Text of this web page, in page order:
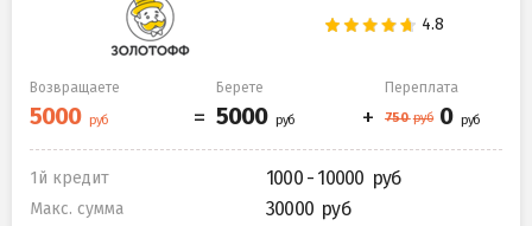
Возвращаете Берете Переплата
1й кредит 1000 - 10000
Макс. сумма 30000